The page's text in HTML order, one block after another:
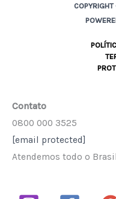
Contato
0800 000 3525
[email protected]
Atendemos todo o Brasil